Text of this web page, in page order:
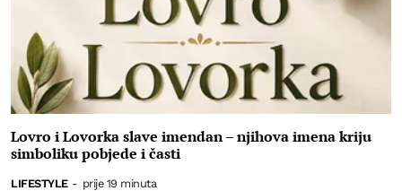
Lovro i Lovorka slave imendan – njihova imena kriju
simboliku pobjede i časti
LIFESTYLE - prije 19 minuta